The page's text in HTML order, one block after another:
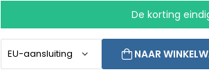
voor het behandelen van de voeten,
een ander persoon (allemaal bijgesloten
garantie in geval van ontevredenheid en
De korting
NAAR